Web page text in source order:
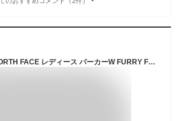
ノースフェイスTHE NORTH FACE レディース パーカーW FURRY FLEECE HOODYウィメンズ ファーリーフリースフーディーブラック ホワイトグレー ブラウン ネイビー紺 黒 茶 白 灰色 ボア ファー